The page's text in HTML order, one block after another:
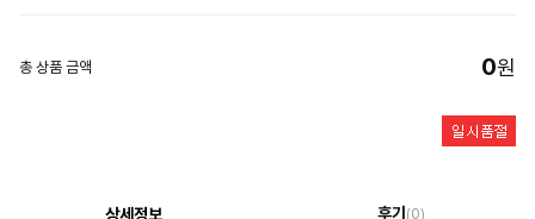
총 상품 금액 0원
상세정보 후기 (0)